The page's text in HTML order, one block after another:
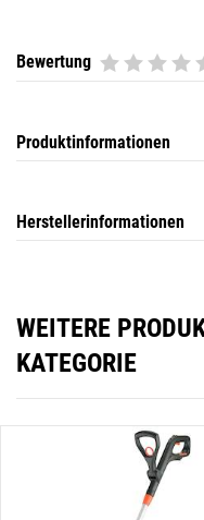
Bewertung
Produktinformationen
Herstellerinformationen
WEITERE
KATEGORIE